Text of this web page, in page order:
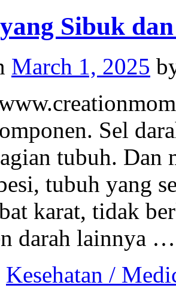
Sibuk
March 1, 2025
Sel
tubuh. Dan
tubuh yang
karat, tidak
darah lainnya
Kesehatan /